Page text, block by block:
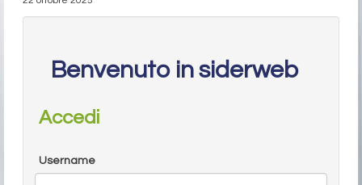
Benvenuto in siderweb
Accedi
Username